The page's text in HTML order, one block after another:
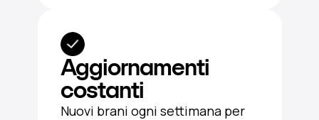
Aggiornamenti
costanti
Nuovi brani ogni settimana per